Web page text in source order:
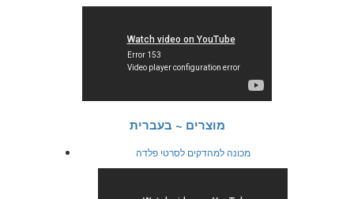
מוצרים ~ בעברית
מכונה למהדקים לסרטי פלדה